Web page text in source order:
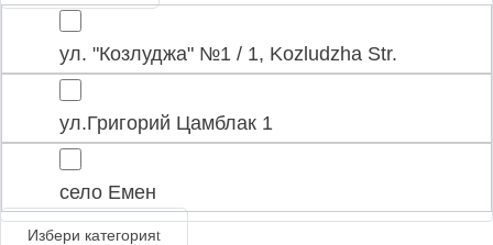
ул. "Козлуджа" №1 / 1, Kozludzha Str.
ул.Григорий Цамблак 1
село Емен
Избери категория